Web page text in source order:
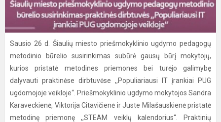
Sausio 26 d. Šiaulių miesto priešmokyklinio ugdymo pedagogų
metodinio būrelio susirinkimas subūrė gausų būrį mokytojų,
kurios pristatė metodines priemones bei turėjo galimybę
dalyvauti praktinėse dirbtuvėse ,,Populiariausi IT įrankiai PUG
ugdomojoje veikloje“. Priešmokyklinio ugdymo mokytojos Sandra
Karaveckienė, Viktorija Citavičienė ir Juste Milašauskienė pristatė
metodinę priemonę ,,STEAM veiklų kalendorius“. Praktinių